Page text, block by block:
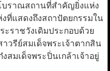
ราณสถานที่สำคัญยิ่งแห่ง
ที่แสดงถึงสถาปัตยกรรมใน
ราชวังเดิมประกอบด้วย
วรีย์สมเด็จพระเจ้าตากสิน
สมเด็จพระปิ่นเกล้าเจ้าอยู่